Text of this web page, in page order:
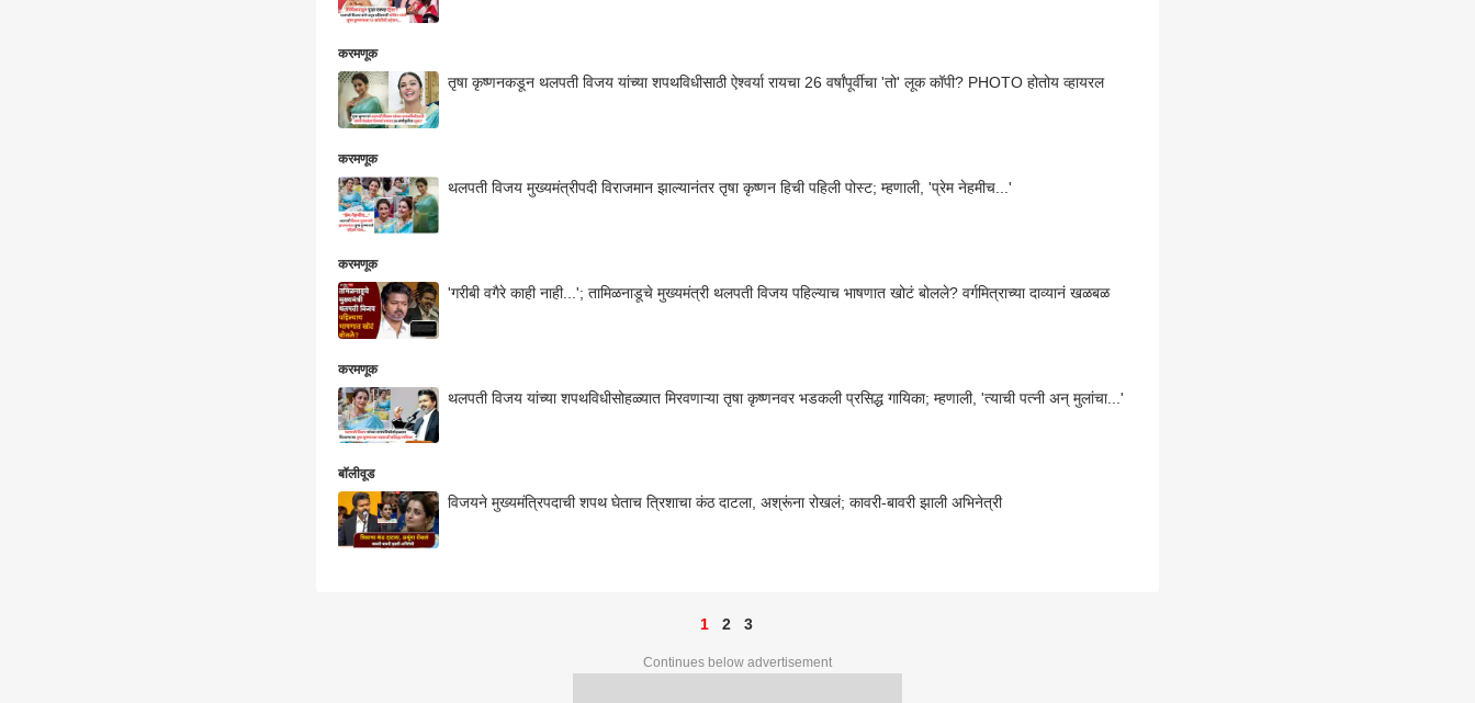
करमणूक
तृषा कृष्णनकडून थलपती विजय यांच्या शपथविधीसाठी ऐश्वर्या रायचा 26 वर्षांपूर्वीचा 'तो' लूक कॉपी? PHOTO होतोय व्हायरल
करमणूक
थलपती विजय मुख्यमंत्रीपदी विराजमान झाल्यानंतर तृषा कृष्णन हिची पहिली पोस्ट; म्हणाली, 'प्रेम नेहमीच...'
करमणूक
'गरीबी वगैरे काही नाही...'; तामिळनाडूचे मुख्यमंत्री थलपती विजय पहिल्याच भाषणात खोटं बोलले? वर्गमित्राच्या दाव्यानं खळबळ
करमणूक
थलपती विजय यांच्या शपथविधीसोहळ्यात मिरवणाऱ्या तृषा कृष्णनवर भडकली प्रसिद्ध गायिका; म्हणाली, 'त्याची पत्नी अन् मुलांचा...'
बॉलीवूड
विजयने मुख्यमंत्रिपदाची शपथ घेताच त्रिशाचा कंठ दाटला, अश्रूंना रोखलं; कावरी-बावरी झाली अभिनेत्री
1 2 3
Continues below advertisement